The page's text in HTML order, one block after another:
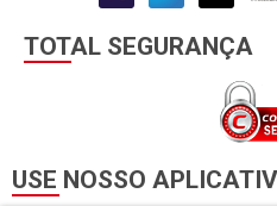
TOTAL SEGURANÇA
USE NOSSO